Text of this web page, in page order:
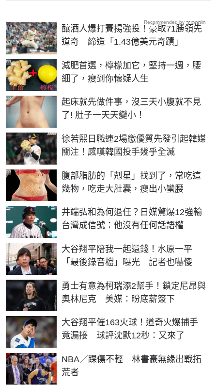
釀酒人爆打賽揚強投！豪取71勝領先
道奇 締造「1.43億美元奇蹟」
減肥首選，檸檬加它，堅持一週，腰
細了，瘦到你懷疑人生
PR
起床就先做件事，沒三天小腹就不見
了! 肚子一天天變小！
PR
徐若熙日職連2場繳優質先發引起韓媒
關注！感嘆韓國投手幾乎全滅
腹部脂肪的「剋星」找到了，常吃這
幾物，吃走大肚囊，瘦出小蠻腰
PR
井端弘和為何退任？日媒驚爆12強輸
台灣成信號：他沒有任何話語權
大谷翔平陪我一起還錢！水原一平
「最後錄音檔」曝光 記者也嚇傻
勇士有意為柯瑞添2幫手！鎖定尼昂與
奧林尼克 美媒：盼底薪簽下
大谷翔平催163火球！道奇火爆捕手
竟漏接 球評沈默12秒：又來了
NBA／踝傷不輕 林書豪無緣出戰拓
荒者
Recommended by